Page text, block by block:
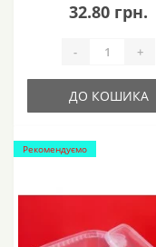
32.80 грн.
- +
ДО КОШИКА
Рекомендуємо